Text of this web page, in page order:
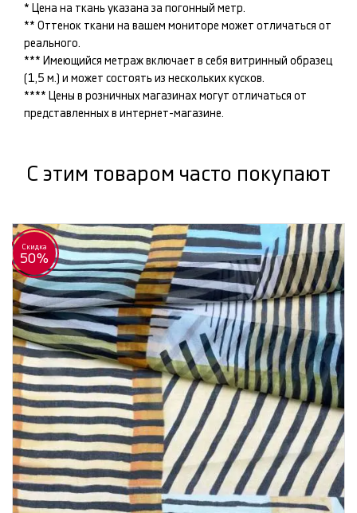
* Цена на ткань указана за погонный метр.
** Оттенок ткани на вашем мониторе может отличаться от
реального.
*** Имеющийся метраж включает в себя витринный образец
(1,5 м.) и может состоять из нескольких кусков.
**** Цены в розничных магазинах могут отличаться от
представленных в интернет-магазине.
С этим товаром часто покупают
Скидка
50%